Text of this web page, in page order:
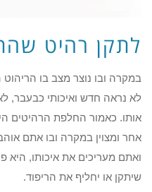
לתקן רהיט
במקרה ובו נוצר מצב בו
לא נראה חדש ואיכותי כבעבר,
אותו. כאמור החלפת הרהיטים
אחר ומצוין במקרה ובו אתם
ואתם מעריכים את איכותו, היא
שיתקן או יחליף את הריפוד.